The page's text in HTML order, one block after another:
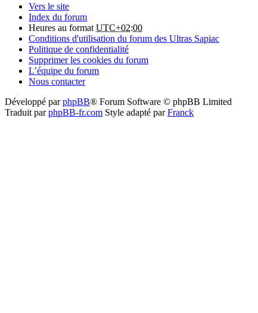
Vers le site
Index du forum
Heures au format UTC+02:00
Conditions d'utilisation du forum des Ultras Sapiac
Politique de confidentialité
Supprimer les cookies du forum
L’équipe du forum
Nous contacter
Développé parphpBB® Forum Software © phpBB Limited
Traduit parphpBB-fr.com Style adapté parFranck